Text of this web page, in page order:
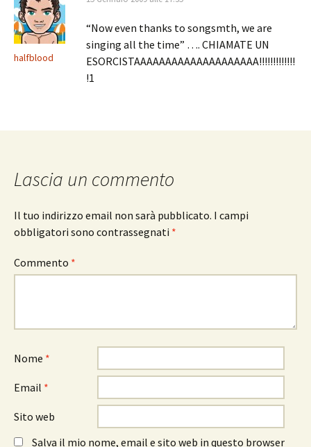
halfblood
“Now even thanks to songsmth, we are
singing all the time” …. CHIAMATE UN
ESORCISTAAAAAAAAAAAAAAAAAAAA!!!!!!!!!!!!!
!1
Lascia un commento
Il tuo indirizzo email non sarà pubblicato. I campi
obbligatori sono contrassegnati *
Commento *
Nome *
Email *
Sito web
Salva il mio nome, email e sito web in questo browser